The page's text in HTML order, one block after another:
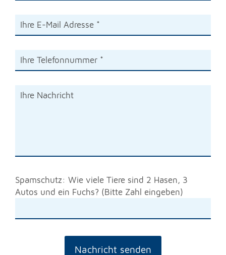
Spamschutz: Wie viele Tiere sind 2 Hasen, 3
Autos und ein Fuchs? (Bitte Zahl eingeben)